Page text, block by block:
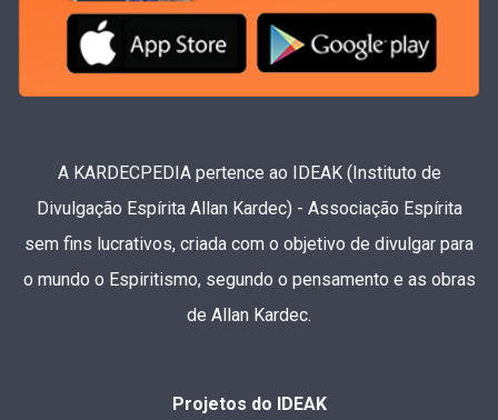
A KARDECPEDIA pertence ao IDEAK (Instituto de
Divulgação Espírita Allan Kardec) - Associação Espírita
sem fins lucrativos, criada com o objetivo de divulgar para
o mundo o Espiritismo, segundo o pensamento e as obras
de Allan Kardec.
Projetos do IDEAK